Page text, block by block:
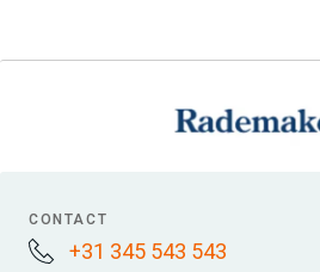
CONTACT
+31 345 543 543